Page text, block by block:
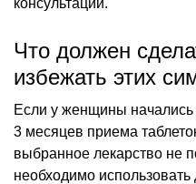
Что должен
избежать этих
Если у женщины
3 месяцев приема
выбранное лекарство не
необходимо использовать